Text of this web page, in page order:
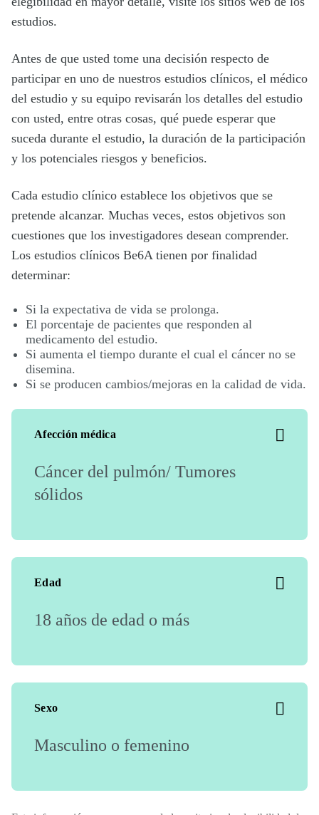
estudios.
Antes de que usted tome una decisión respecto de
participar en uno de nuestros estudios clínicos, el médico
del estudio y su equipo revisarán los detalles del estudio
con usted, entre otras cosas, qué puede esperar que
suceda durante el estudio, la duración de la participación
y los potenciales riesgos y beneficios.
Cada estudio clínico establece los objetivos que se
pretende alcanzar. Muchas veces, estos objetivos son
cuestiones que los investigadores desean comprender.
Los estudios clínicos Be6A tienen por finalidad
determinar:
Si la expectativa de vida se prolonga.
El porcentaje de pacientes que responden al
medicamento del estudio.
Si aumenta el tiempo durante el cual el cáncer no se
disemina.
Si se producen cambios/mejoras en la calidad de vida.
Afección médica
Cáncer del pulmón/ Tumores
sólidos
Edad
18 años de edad o más
Sexo
Masculino o femenino